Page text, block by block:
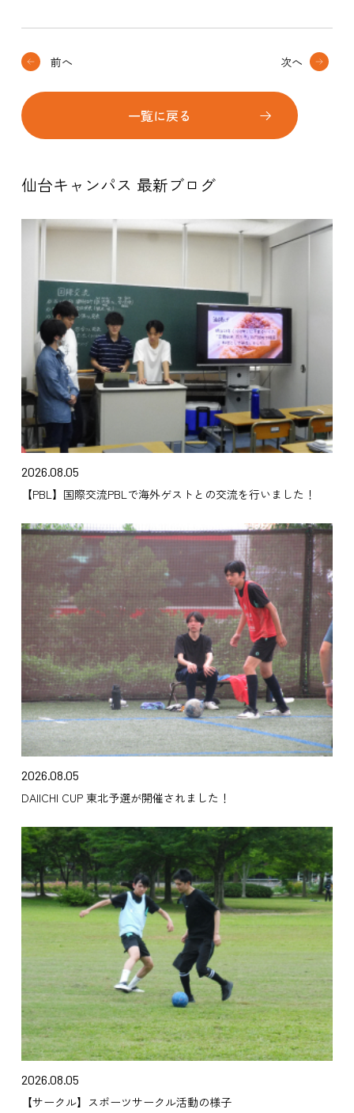
前へ
一覧に戻る
次へ
仙台キャンパス 最新ブログ
2026.08.05
【PBL】国際交流PBLで海外ゲストとの交流を行いました！
2026.08.05
DAIICHI CUP 東北予選が開催されました！
2026.08.05
【サークル】スポーツサークル活動の様子